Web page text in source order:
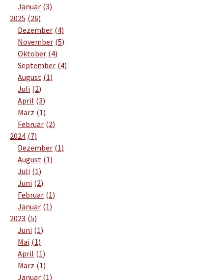
Januar 3
2025 26
Dezember 4
November 5
Oktober 4
September 4
August 1
Juli 2
April 3
März 1
Februar 2
2024 7
Dezember 1
August 1
Juli 1
Juni 2
Februar 1
Januar 1
2023 5
Juni 1
Mai 1
April 1
März 1
Januar 1